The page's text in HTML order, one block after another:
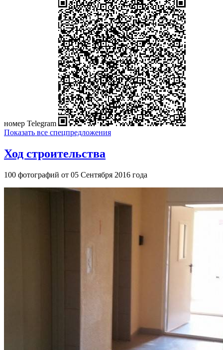
номер Telegram
Показать все спецпредложения
Ход строительства
100 фотографий от 05 Сентября 2016 года